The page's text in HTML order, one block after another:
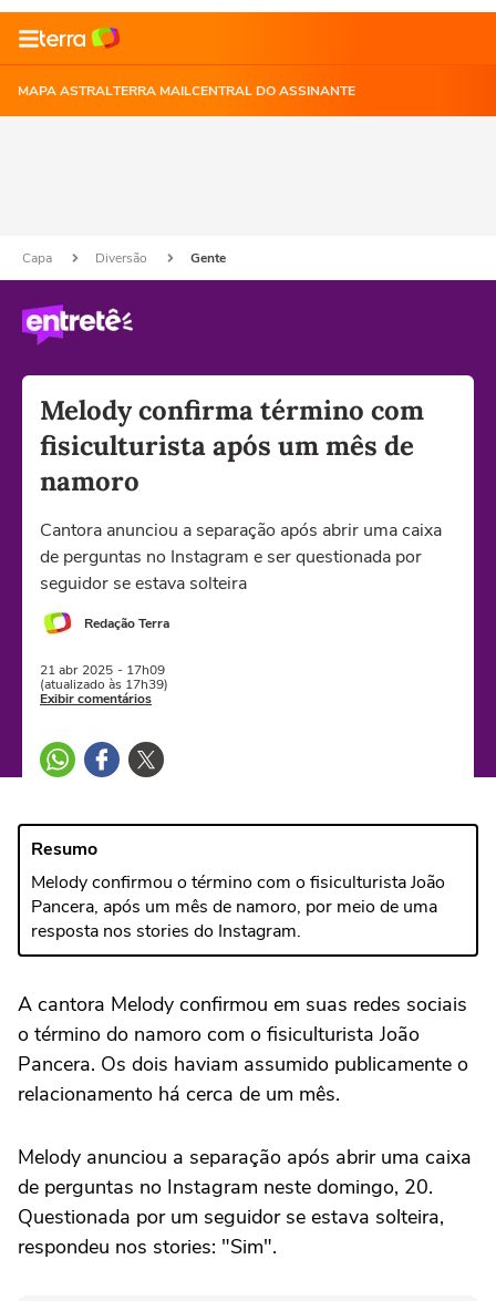
MAPA ASTRALTERRA MAILCENTRAL DO ASSINANTE
Capa Diversão Gente
Melody confirma término com
fisiculturista após um mês de
namoro
Cantora anunciou a separação após abrir uma caixa
de perguntas no Instagram e ser questionada por
seguidor se estava solteira
Redação Terra
21 abr 2025 - 17h09
(atualizado às 17h39)
Exibir comentários
Resumo
Melody confirmou o término com o fisiculturista João
Pancera, após um mês de namoro, por meio de uma
resposta nos stories do Instagram.
A cantora Melody confirmou em suas redes sociais
o término do namoro com o fisiculturista João
Pancera. Os dois haviam assumido publicamente o
relacionamento há cerca de um mês.
Melody anunciou a separação após abrir uma caixa
de perguntas no Instagram neste domingo, 20.
Questionada por um seguidor se estava solteira,
respondeu nos stories: "Sim".